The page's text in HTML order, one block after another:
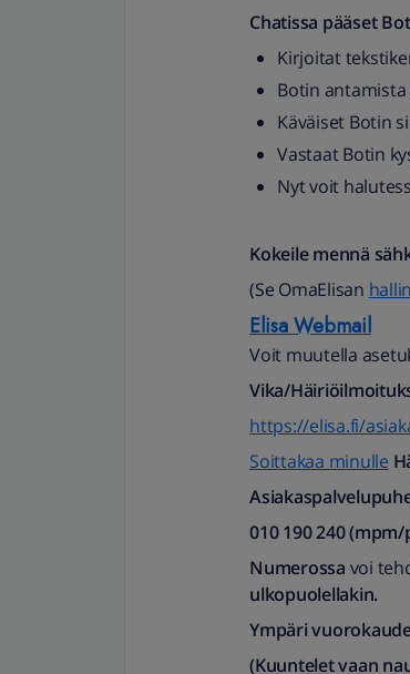
Chatissa pääset
Kirjoitat
Botin
Käväiset Botin
Vastaat Botin
Nyt voit
Kokeile mennä
(Se OmaElisan
Elisa Webmail
Voit muutella
Vika/
https://elisa.fi/
Soittakaa minulle
010 190 240
Numerossa voi
ulkopuolellakin.
Ympäri
(Kuuntelet vaan